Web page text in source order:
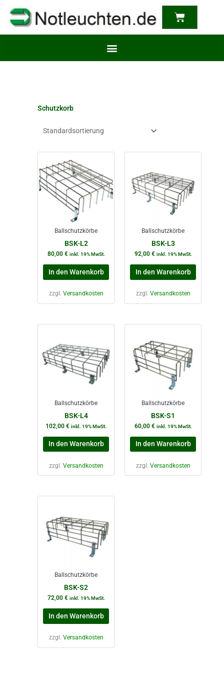
Schutzkorb
Ballschutzkörbe
BSK-L2
80,00 € inkl. 19% MwSt.
In den Warenkorb
zzgl. Versandkosten
Ballschutzkörbe
BSK-L3
92,00 € inkl. 19% MwSt.
In den Warenkorb
zzgl. Versandkosten
Ballschutzkörbe
BSK-L4
102,00 € inkl. 19% MwSt.
In den Warenkorb
zzgl. Versandkosten
Ballschutzkörbe
BSK-S1
60,00 € inkl. 19% MwSt.
In den Warenkorb
zzgl. Versandkosten
Ballschutzkörbe
BSK-S2
72,00 € inkl. 19% MwSt.
In den Warenkorb
zzgl. Versandkosten